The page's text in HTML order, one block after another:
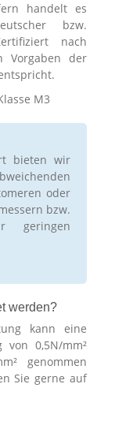
handelt es
bzw.
nach
Vorgaben der
M3
bieten wir
oder
bzw.
geringen
werden?
kann eine
von 0,5N/mm²
genommen
Sie gerne auf